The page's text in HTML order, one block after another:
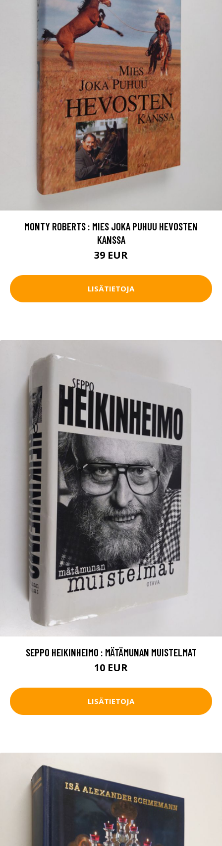
MONTY ROBERTS : MIES JOKA PUHUU HEVOSTEN
KANSSA
39 EUR
LISÄTIETOJA
SEPPO HEIKINHEIMO : MÄTÄMUNAN MUISTELMAT
10 EUR
LISÄTIETOJA